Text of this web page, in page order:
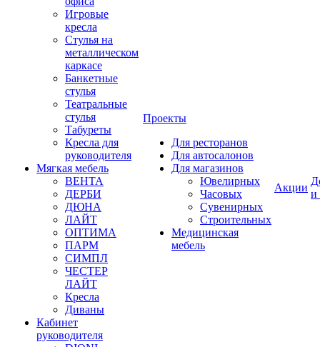
Игровые
кресла
Стулья на
металлическом
каркасе
Банкетные
стулья
Театральные
стулья
Табуреты
Кресла для
руководителя
Мягкая мебель
ВЕНТА
ДЕРБИ
ДЮНА
ЛАЙТ
ОПТИМА
ПАРМ
СИМПЛ
ЧЕСТЕР
ЛАЙТ
Кресла
Диваны
Кабинет
руководителя
Проекты
Для ресторанов
Для автосалонов
Для магазинов
Ювелирных
Часовых
Сувенирных
Строительных
Медицинская
мебель
Акции
и